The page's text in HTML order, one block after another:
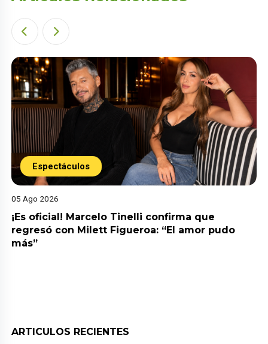
Espectáculos
05 Ago 2026
¡Es oficial! Marcelo Tinelli confirma que
regresó con Milett Figueroa: “El amor pudo
más”
ARTICULOS RECIENTES